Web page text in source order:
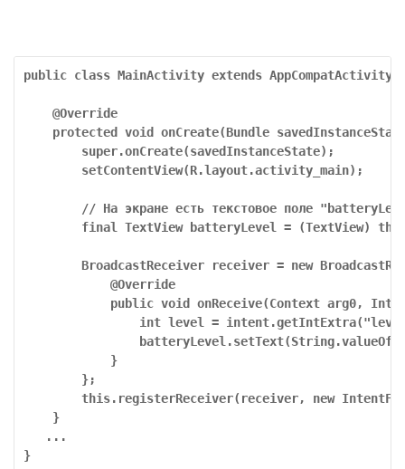
public class MainActivity extends AppCompatActivity
    @Override
protected void onCreate(Bundle
        super.onCreate(savedInstanceState);
        setContentView(R.layout.activity_main);
// На экране есть текстовое поле
final TextView batteryLevel = (TextView)
BroadcastReceiver receiver = new
            @Override
public void onReceive(Context arg0,
int level =
            }
        };
this.registerReceiver(receiver, new
    }
   ...
}